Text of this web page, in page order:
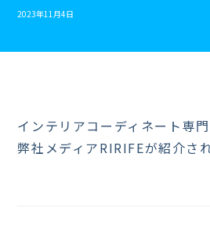
2023年11月4日
インテリアコーディネート専
弊社メディアRIRIFEが紹介さ